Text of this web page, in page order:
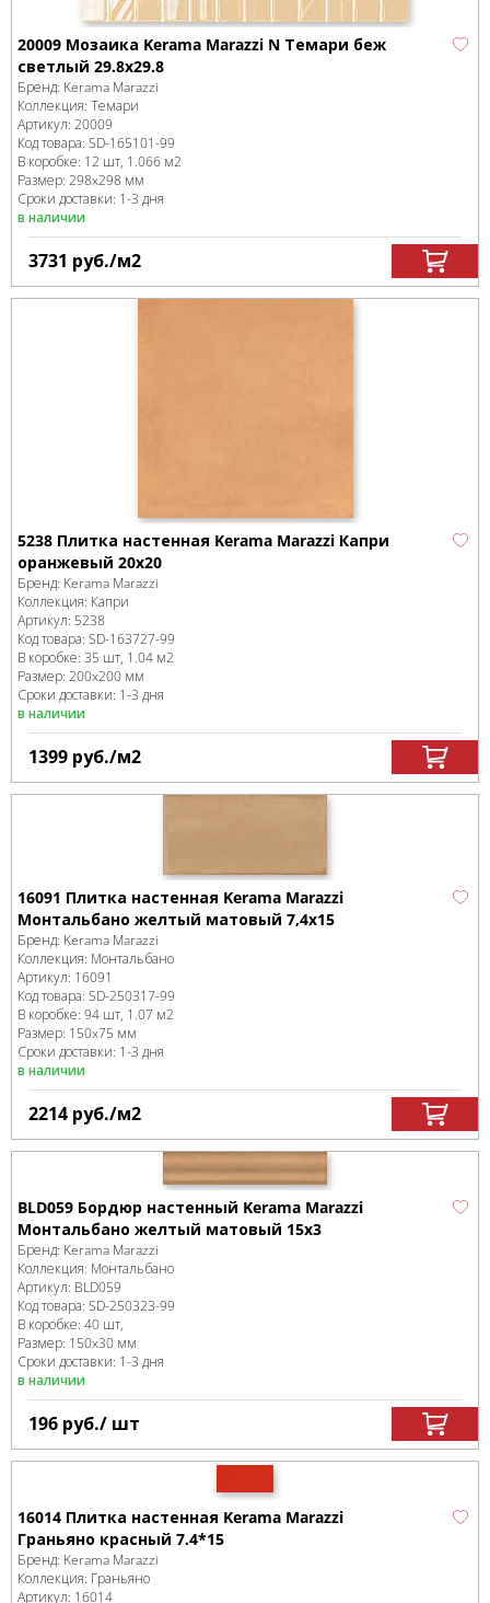
20009 Мозаика Kerama Marazzi N Темари беж
светлый 29.8х29.8
Бренд: Kerama Marazzi
Коллекция: Темари
Артикул: 20009
Код товара: SD-165101-99
В коробке: 12 шт, 1.066 м2
Размер: 298x298 мм
Сроки доставки: 1-3 дня
в наличии
3731 руб./м2
5238 Плитка настенная Kerama Marazzi Капри
оранжевый 20x20
Бренд: Kerama Marazzi
Коллекция: Капри
Артикул: 5238
Код товара: SD-163727-99
В коробке: 35 шт, 1.04 м2
Размер: 200x200 мм
Сроки доставки: 1-3 дня
в наличии
1399 руб./м2
16091 Плитка настенная Kerama Marazzi
Монтальбано желтый матовый 7,4x15
Бренд: Kerama Marazzi
Коллекция: Монтальбано
Артикул: 16091
Код товара: SD-250317-99
В коробке: 94 шт, 1.07 м2
Размер: 150x75 мм
Сроки доставки: 1-3 дня
в наличии
2214 руб./м2
BLD059 Бордюр настенный Kerama Marazzi
Монтальбано желтый матовый 15x3
Бренд: Kerama Marazzi
Коллекция: Монтальбано
Артикул: BLD059
Код товара: SD-250323-99
В коробке: 40 шт,
Размер: 150x30 мм
Сроки доставки: 1-3 дня
в наличии
196 руб./ шт
16014 Плитка настенная Kerama Marazzi
Граньяно красный 7.4*15
Бренд: Kerama Marazzi
Коллекция: Граньяно
Артикул: 16014